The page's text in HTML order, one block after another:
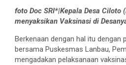
foto Doc SRI*|Kepala Desa Ciloto
menyaksikan Vaksinasi di
Berkenaan dengan hal itu dengan
bersama Puskesmas Lanbau,
mengadakan pelaksanaan